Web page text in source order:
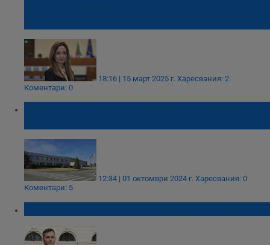
18:16 | 15 март 2025 г. Харесвания: 2
Коментари: 0
12:34 | 01 октомври 2024 г. Харесвания: 0
Коментари: 5